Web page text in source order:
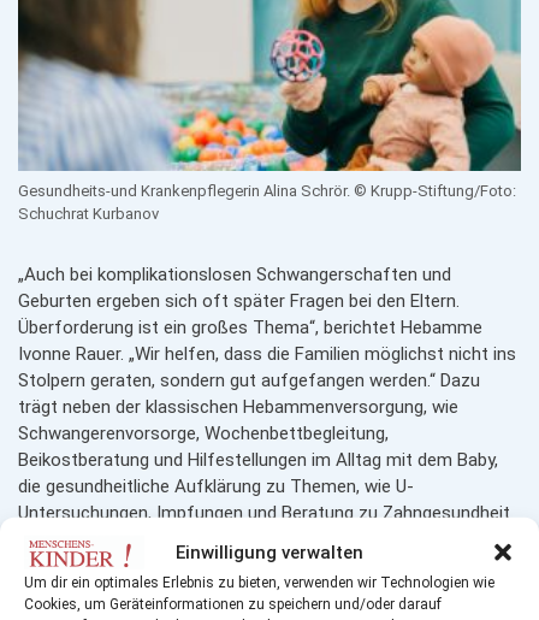
Einwilligung verwalten
Um dir ein optimales Erlebnis zu bieten, verwenden wir Technologien wie
Cookies, um Geräteinformationen zu speichern und/oder darauf
Gesundheits-und Krankenpflegerin Alina Schrör. © Krupp-Stiftung/Foto:
Schuchrat Kurbanov
„Auch bei komplikationslosen Schwangerschaften und
Geburten ergeben sich oft später Fragen bei den Eltern.
Überforderung ist ein großes Thema“, berichtet Hebamme
Ivonne Rauer. „Wir helfen, dass die Familien möglichst nicht ins
Stolpern geraten, sondern gut aufgefangen werden.“ Dazu
trägt neben der klassischen Heb­ammen­versorgung, wie
Schwangeren­vorsorge, Wochen­bett­begleitung,
Beikostberatung und Hilfe­stellungen im Alltag mit dem Baby,
die gesund­heitliche Aufklärung zu Themen, wie U-
Untersuchungen, Impfungen und Beratun­g zu Zahngesundheit
und Ernährung, bei. „Wir arbeiten sehr viel präventiv und haben
den Gesundheitsstatus der Kinder im Blick“, sagt Gesundheits-
und Kinderkrankenschwester Alina Schrör.